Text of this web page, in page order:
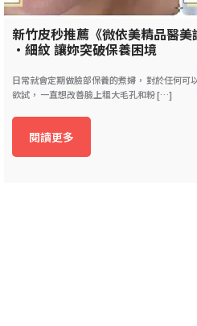
新竹皮秒推薦《微依美精品醫
•細紋 讓妳突破保養困境
日常就會定期做臉部保養的煮婦， 對於任何可
欲試， 一直想改善臉上粗大毛孔和粉 […]
閱讀更多